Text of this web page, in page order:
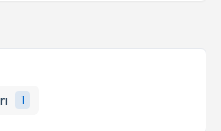
1
Gönder
e-posta ile bilgilendireceğiz.